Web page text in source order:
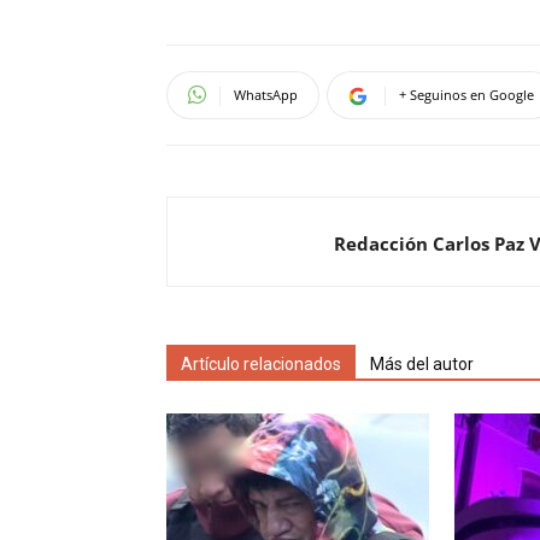
WhatsApp + Seguinos en Google
Redacción Carlos Paz
Artículo relacionados Más del autor